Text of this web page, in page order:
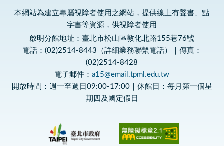
本網站為建立專屬視障者使用之網站，提供線上有聲書、點
字書等資源，供視障者使用
啟明分館地址：臺北市松山區敦化北路155巷76號
電話：(02)2514-8443（詳細業務聯繫電話）｜傳真：
(02)2514-8428
電子郵件： a15@email.tpml.edu.tw
開放時間：週一至週日09:00-17:00｜休館日：每月第一個星
期四及國定假日